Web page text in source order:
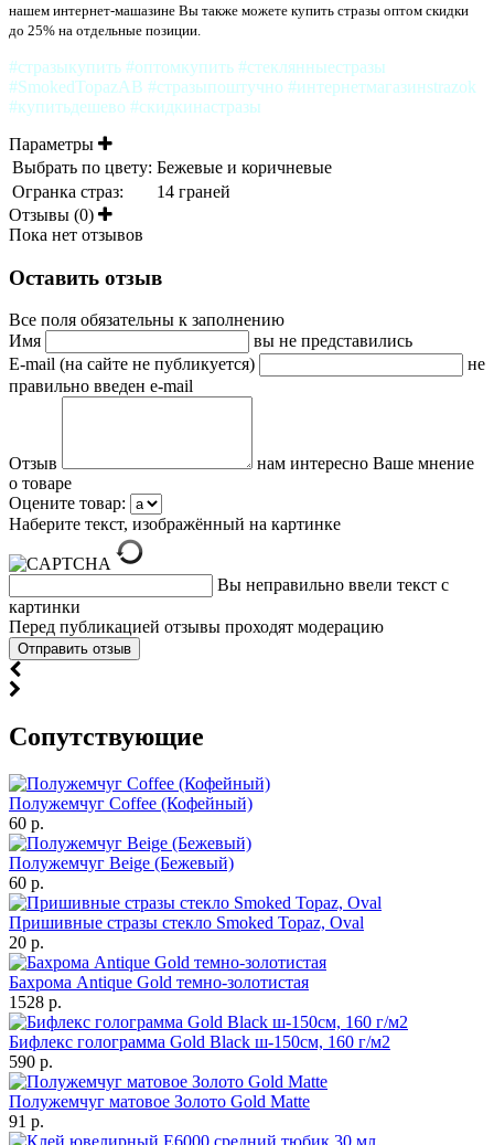
нашем интернет-машазине Вы также можете купить стразы оптом скидки
до 25% на отдельные позиции.
#стразыкупить #оптомкупить #стеклянныестразы
#SmokedTopazAB #стразыпоштучно #интернетмагазинstrazok
#купитьдешево #скидкинастразы
Параметры
Выбрать по цвету: Бежевые и коричневые
Огранка страз:
14 граней
Отзывы (0)
Пока нет отзывов
Оставить отзыв
Все поля обязательны к заполнению
Имя
вы не представились
E-mail (на сайте не публикуется)
не
правильно введен e-mail
Отзыв
нам интересно Ваше мнение
о товаре
Оцените товар:
Наберите текст, изображённый на картинке
Вы неправильно ввели текст с
картинки
Перед публикацией отзывы проходят модерацию
Cопутствующие
Полужемчуг Coffee (Кофейный)
60 р.
Полужемчуг Beige (Бежевый)
60 р.
Пришивные стразы стекло Smoked Topaz, Oval
20 р.
Бахрома Antique Gold темно-золотистая
1528 р.
Бифлекс голограмма Gold Black ш-150см, 160 г/м2
590 р.
Полужемчуг матовое Золото Gold Matte
91 р.